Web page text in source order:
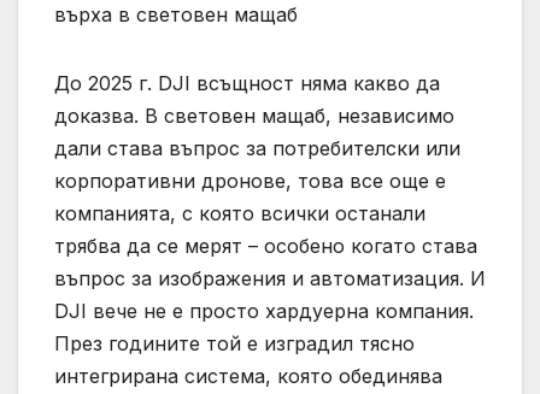
върха в световен мащаб
До 2025 г. DJI всъщност няма какво да
доказва. В световен мащаб, независимо
дали става въпрос за потребителски или
корпоративни дронове, това все още е
компанията, с която всички останали
трябва да се мерят – особено когато става
въпрос за изображения и автоматизация. И
DJI вече не е просто хардуерна компания.
През годините той е изградил тясно
интегрирана система, която обединява